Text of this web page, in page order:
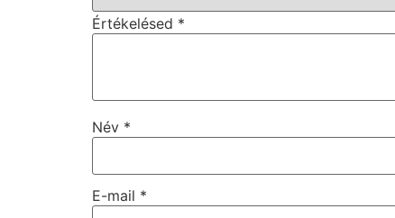
Értékelésed *
Név *
E-mail *